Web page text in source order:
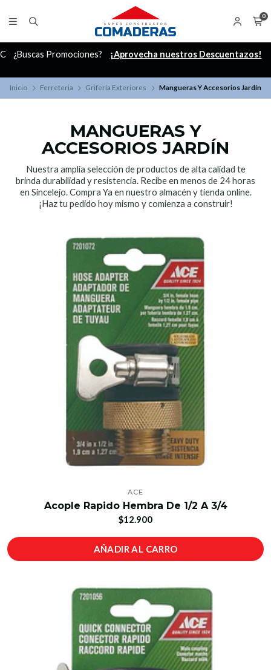
0
¿Buscas Promociones? ¡Aprovecha nuestros Descuentazos!
Inicio Ferreteria Grifería Exteriores Mangueras Y Accesorios Jardín
MANGUERAS Y
ACCESORIOS JARDÍN
Nuestra amplia selección de productos de alta calidad te
brinda durabilidad y resistencia. Recibe en menos de 24 horas
en Sincelejo. Compra Ya en nuestro almacén y tienda online.
¡Haz tu pedido hoy mismo y comienza a construir!
ACE
Acople Rapido Hembra De 1/2 A 3/4
$12.900
AÑADIR AL CARRO